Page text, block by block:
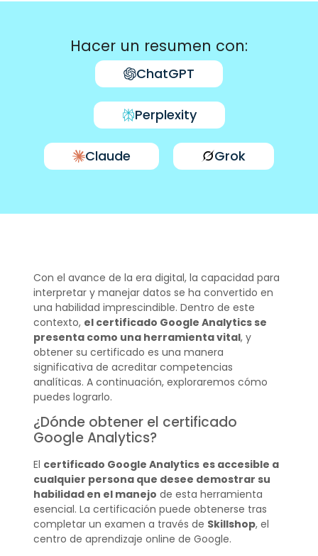
Hacer un resumen con:
ChatGPT
Perplexity
Claude Grok
Con el avance de la era digital, la capacidad para
interpretar y manejar datos se ha convertido en
una habilidad imprescindible. Dentro de este
contexto, el certificado Google Analytics se
presenta como una herramienta vital, y
obtener su certificado es una manera
significativa de acreditar competencias
analíticas. A continuación, exploraremos cómo
puedes lograrlo.
¿Dónde obtener el certificado
Google Analytics?
El certificado Google Analytics es accesible a
cualquier persona que desee demostrar su
habilidad en el manejo de esta herramienta
esencial. La certificación puede obtenerse tras
completar un examen a través de Skillshop, el
centro de aprendizaje online de Google.